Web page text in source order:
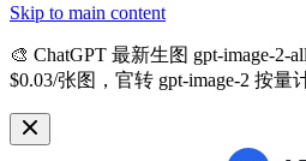
Skip to main content
🎨 ChatGPT 最新生图 gpt-image-2-
$0.03/张图，官转 gpt-image-2 按量